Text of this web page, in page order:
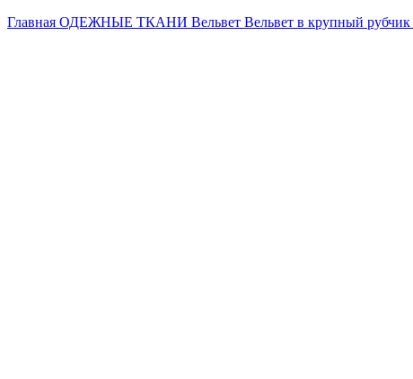
Главная ОДЕЖНЫЕ ТКАНИ Вельвет Вельвет в крупный рубчик